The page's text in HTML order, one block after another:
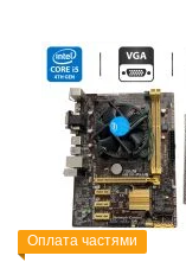
Оплата частями